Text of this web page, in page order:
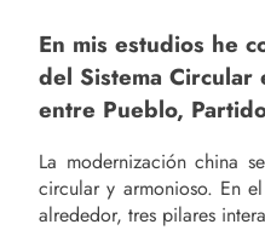
En mis estudios he
del Sistema Circular
entre Pueblo,
La modernización china
circular y armonioso. En
alrededor, tres pilares